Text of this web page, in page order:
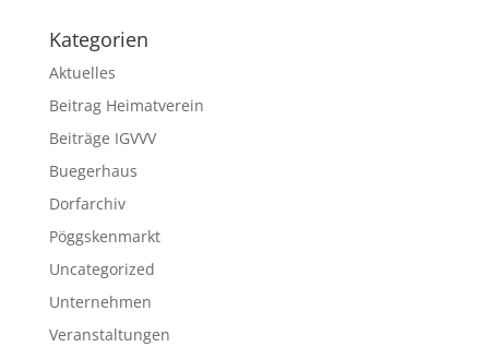
Kategorien
Aktuelles
Beitrag Heimatverein
Beiträge IGVVV
Buegerhaus
Dorfarchiv
Pöggskenmarkt
Uncategorized
Unternehmen
Veranstaltungen